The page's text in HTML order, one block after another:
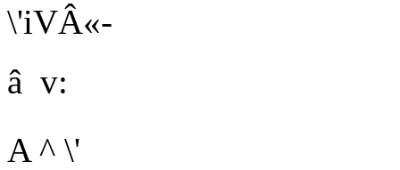
\'iVÂ«-
â v:
A ^ \'